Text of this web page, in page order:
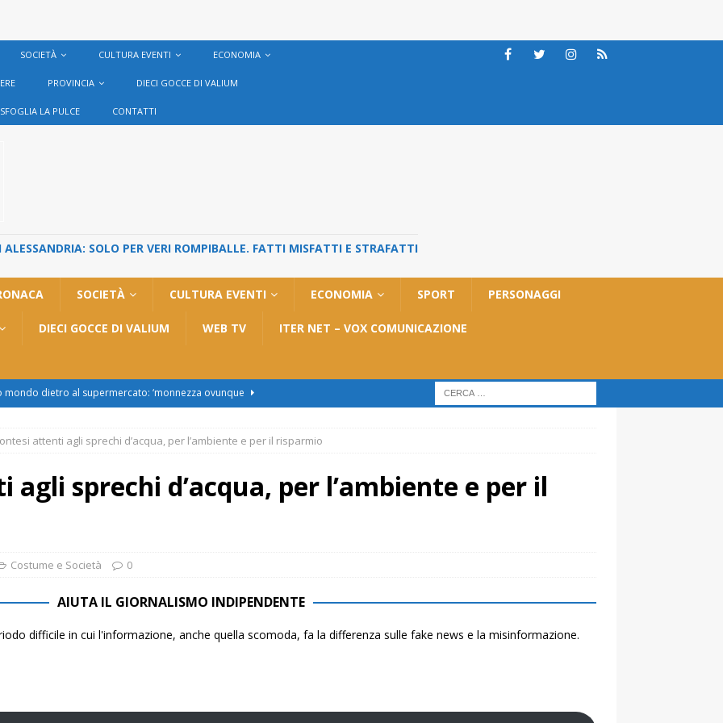
SOCIETÀ CULTURA EVENTI ECONOMIA
PROVINCIA DIECI GOCCE DI VALIUM
SFOGLIA LA PULCE CONTATTI
SOLO PER VERI ROMPIBALLE. FATTI MISFATTI E STRAFATTI
SOCIETÀ CULTURA EVENTI ECONOMIA SPORT PERSONAGGI
DIECI GOCCE DI VALIUM WEB TV ITER NET – VOX COMUNICAZIONE
mondo dietro al supermercato: ‘monnezza ovunque
2, Roggero (Lega): “Il Comune sapeva da novembre, non ci
al Cristo: la Linea 2 trasloca in Corso Marx. Insorgono i
firme”
attenti agli sprechi d’acqua, per l’ambiente e per il risparmio
sprechi d’acqua, per l’ambiente e per il
Costume e Società 0
AIUTA IL GIORNALISMO INDIPENDENTE
difficile in cui l'informazione, anche quella scomoda, fa la differenza sulle fake news e la misinformazione.